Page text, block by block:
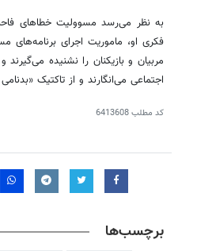
به نظر می‌رسد مسوولیت خطاهای
فکری او، ماموریت اجرای برنامه‌های
مربیان و بازیکنان را نشنیده
اجتماعی می‌انگارند و از تاکتیک
کد مطلب6413608
برچسب‌ها